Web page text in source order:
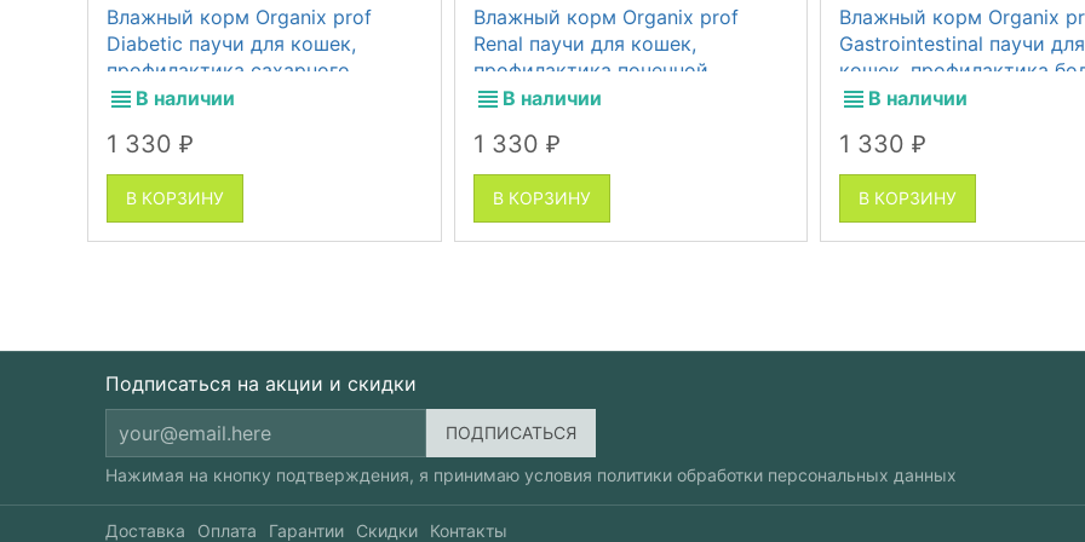
Влажный корм Organix prof
Diabetic паучи для кошек,
профилактика сахарного
диабета, 14 шт по 85 г
В наличии
1 330 ₽
В КОРЗИНУ
Влажный корм Organix prof
Renal паучи для кошек,
профилактика почечной
недостаточности, 14 шт по 85 г
В наличии
1 330 ₽
В КОРЗИНУ
Влажный корм Organix
Gastrointestinal паучи для
кошек, профилактика
желудочно-кишечного
В наличии
1 330 ₽
В КОРЗИНУ
Подписаться на акции и скидки
Нажимая на кнопку подтверждения, я принимаю условия политики обработки персональных данных
Доставка Оплата Гарантии Скидки Контакты